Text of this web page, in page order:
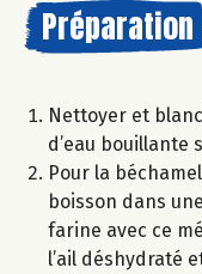
Préparation
Nettoyer et
d’eau bouillante
Pour la
boisson dans
farine avec ce
l’ail déshydraté